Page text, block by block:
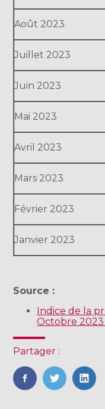
Août 2023
Juillet 2023
Juin 2023
Mai 2023
Avril 2023
Mars 2023
Février 2023
Janvier 2023
Source :
Indice de la
Octobre 2023
Partager :
FaceBook
Twitter